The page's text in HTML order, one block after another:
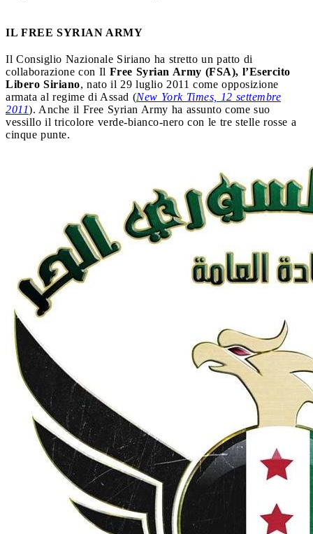
IL FREE SYRIAN ARMY
Il Consiglio Nazionale Siriano ha stretto un patto di
collaborazione con Il Free Syrian Army (FSA), l’Esercito
Libero Siriano, nato il 29 luglio 2011 come opposizione
armata al regime di Assad (New York Times, 12 settembre
2011). Anche il Free Syrian Army ha assunto come suo
vessillo il tricolore verde-bianco-nero con le tre stelle rosse a
cinque punte.